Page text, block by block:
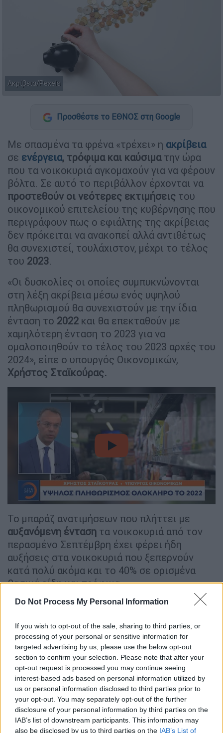
Do Not Process My Personal Information
If you wish to opt-out of the sale, sharing to third parties, or
processing of your personal or sensitive information for
targeted advertising by us, please use the below opt-out
section to confirm your selection. Please note that after your
opt-out request is processed you may continue seeing
interest-based ads based on personal information utilized by
us or personal information disclosed to third parties prior to
your opt-out. You may separately opt-out of the further
disclosure of your personal information by third parties on the
IAB’s list of downstream participants. This information may
also be disclosed by us to third parties on the IAB’s List of
Ακρίβεια/Pexels
Προσθέστε το ΕΘΝΟΣ στη Google
Με σπασμένα τα φρένα «τρέχει» η ακρίβεια
σε ενέργεια, τρόφιμα και καύσιματην ώρα
που τα νοικοκυριά αγκομαχούν για να φέρουν
βόλτα. Σε αυτό το περιβάλλον έρχονται να
προστεθούν οι νεότερες εκτιμήσεις του
οικονομικού επιτελείου της κυβέρνησης που
περιγράφουν πως ο εφιάλτης της ακρίβειας
δεν πρόκειται να ανακοπεί αλλά αντιθέτως
θα συνεχιστεί, τουλάχιστον, μέχρι το τέλος
του 2023.
«Οι δυσκολίες οι οποίες συμπυκνώνονται
στη λέξη ακρίβεια μέσω ενός υψηλού
πληθωρισμού θα συνεχιστούν με την ίδια
ένταση το 2022 και θα επεκταθούν με
χαμηλότερη ένταση το 2023 για να
ομαλοποιηθούν το τέλος του 2023 αρχές του
2024», είπε ο υπουργός Οικονομικών,
Χρήστος Σταϊκούρας.
video
Το μπαράζ ανατιμήσεων που πλήττει με
αυξανόμενη ένταση τα νοικοκυριά από τον
περασμένο Σεπτέμβρη έχει φέρει ήδη
αυξήσεις στα νοικοκυριά που ξεπερνούν
κατά πολύ ακόμα και το 40% σε ορισμένα
βασικά είδη και τρόφιμα.
Μείωση κατανάλωσης στα καύσιμα
Την ώρα που ημείωση στην διεθνή τιμή του
πετρελαίουσυνεχίζεται φθάνοντας ακόμα
και τα 107 δολάρια το βαρέλι η τιμή στην
αντλια της αμόλυβδης παραμένει ψηλά με
αποτέλεσμα να πέφτει συνεχώς η
κατανάλωση.
Η μείωση της κατανάλωσης στα καύσιμα
αποτυπώθηκεκαι στα στοιχεία του